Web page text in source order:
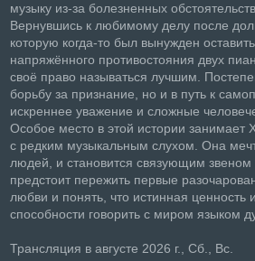
музыку из-за болезненных
Вернувшись к любимому делу после
которую когда-то был вынужден
напряжённого противостояния двух
своё право называться лучшим.
борьбу за признание, но и в путь к
искреннее уважение и сложные
Особое место в этой истории
с редким музыкальным слухом. Она
людей, и становится связующим
предстоит пережить первые
любви и понять, что истинная ценность
способности говорить с миром языком
Трансляция в августе 2026 г., Сб., Вс.